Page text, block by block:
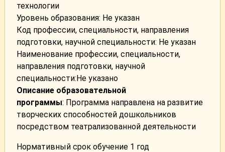
технологии
Уровень образования: Не указан
Код профессии, специальности, направления
подготовки, научной специальности: Не указан
Наименование профессии, специальности,
направления подготовки, научной
специальности:Не указано
Описание образовательной
программы: Программа направлена на развитие
творческих способностей дошкольников
посредством театрализованной деятельности
Нормативный срок обучение 1 год